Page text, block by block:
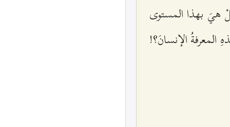
هيَ بهذا المستوى
الإنسانَ؟!